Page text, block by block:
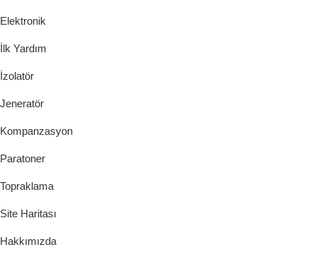
Elektronik
İlk Yardım
İzolatör
Jeneratör
Kompanzasyon
Paratoner
Topraklama
Site Haritası
Hakkımızda